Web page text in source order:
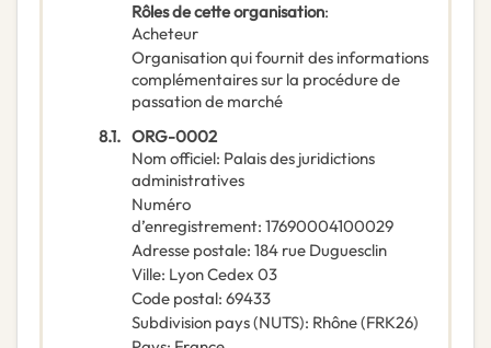
Rôles de cette organisation:
Acheteur
Organisation qui fournit des informations
complémentaires sur la procédure de
passation de marché
8.1. ORG-0002
Nom officiel: Palais des juridictions
administratives
Numéro
d’enregistrement: 17690004100029
Adresse postale: 184 rue Duguesclin
Ville: Lyon Cedex 03
Code postal: 69433
Subdivision pays (NUTS): Rhône(FRK26)